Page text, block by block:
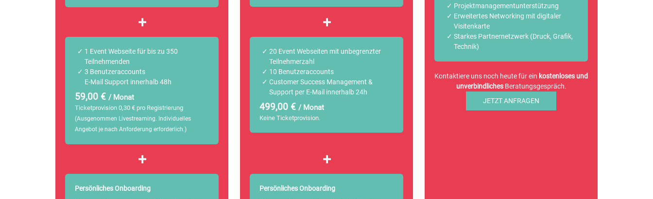
Projektmanagementunterstützung
Erweitertes Networking mit digitaler
Visitenkarte
Starkes Partnernetzwerk (Druck, Grafik,
Technik)
Kontaktiere uns noch heute für ein kostenloses und
unverbindlichesBeratungsgespräch.
JETZT ANFRAGEN
+ +
1 Event Webseite für bis zu 350
Teilnehmenden
3 Benutzeraccounts
E-Mail Support innerhalb 48h
59,00 € / Monat
Ticketprovision 0,30 € pro Registrierung
(Ausgenommen Livestreaming. Individuelles
Angebot je nach Anforderung erforderlich.)
20 Event Webseiten mit unbegrenzter
Teilnehmerzahl
10 Benutzeraccounts
Customer Success Management &
Support per E-Mail innerhalb 24h
499,00 € / Monat
Keine Ticketprovision.
+ +
Persönliches Onboarding
Persönliches Onboarding